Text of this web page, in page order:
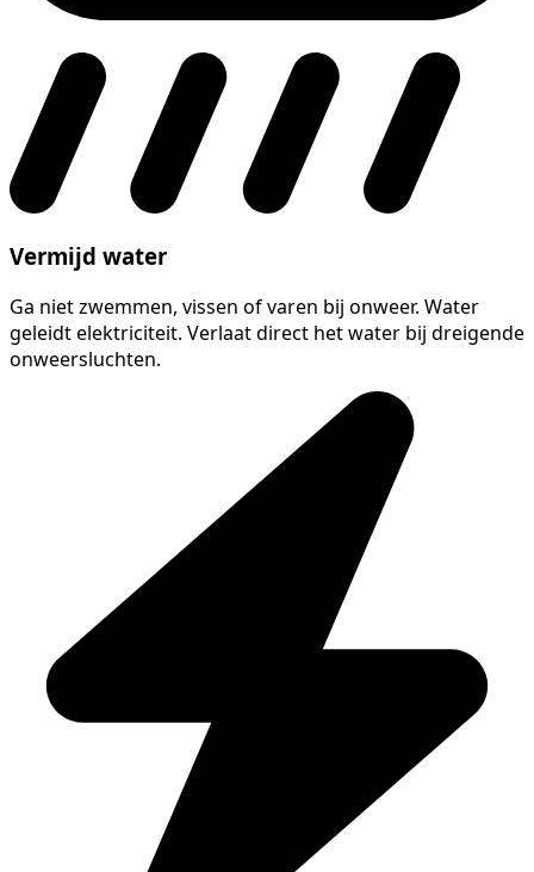
Vermijd water
Ga niet zwemmen, vissen of varen bij onweer. Water
geleidt elektriciteit. Verlaat direct het water bij dreigende
onweersluchten.